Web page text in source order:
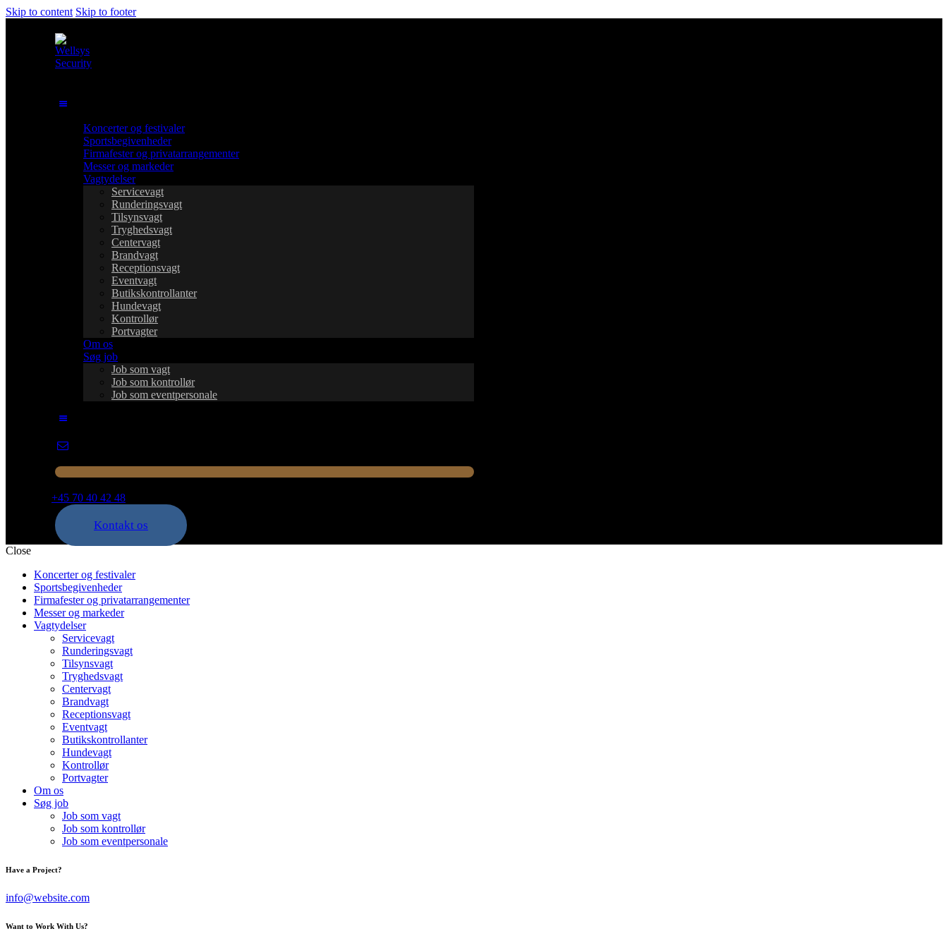
Skip to content Skip to footer
Koncerter og festivaler
Sportsbegivenheder
Firmafester og privatarrangementer
Messer og markeder
Vagtydelser
Servicevagt
Runderingsvagt
Tilsynsvagt
Tryghedsvagt
Centervagt
Brandvagt
Receptionsvagt
Eventvagt
Butikskontrollanter
Hundevagt
Kontrollør
Portvagter
Om os
Søg job
Job som vagt
Job som kontrollør
Job som eventpersonale
+45 70 40 42 48
Kontakt os
Close
Koncerter og festivaler
Sportsbegivenheder
Firmafester og privatarrangementer
Messer og markeder
Vagtydelser
Servicevagt
Runderingsvagt
Tilsynsvagt
Tryghedsvagt
Centervagt
Brandvagt
Receptionsvagt
Eventvagt
Butikskontrollanter
Hundevagt
Kontrollør
Portvagter
Om os
Søg job
Job som vagt
Job som kontrollør
Job som eventpersonale
Have a Project?
info@website.com
Want to Work With Us?